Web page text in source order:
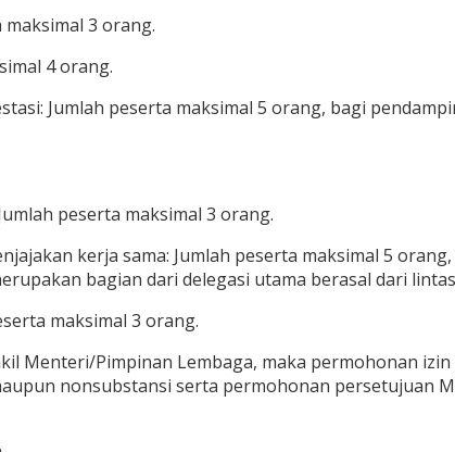
3 orang.
4 orang.
Jumlah peserta maksimal 5 orang, bagi
peserta maksimal 3 orang.
kerja sama: Jumlah peserta maksimal 5
bagian dari delegasi utama berasal dari
maksimal 3 orang.
Menteri/Pimpinan Lembaga, maka permohonan
nonsubstansi serta permohonan persetujuan